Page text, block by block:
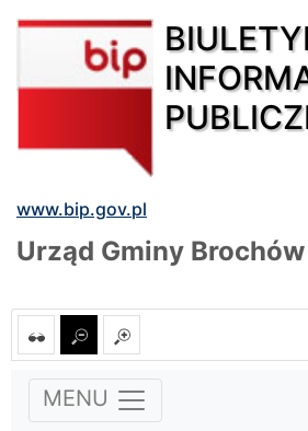
www.bip.gov.pl
Urząd Gminy Brochów
MENU